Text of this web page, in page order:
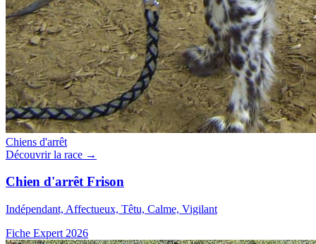
Chiens d'arrêt
Découvrir la race →
Chien d'arrêt Frison
Indépendant, Affectueux, Têtu, Calme, Vigilant
Fiche Expert 2026